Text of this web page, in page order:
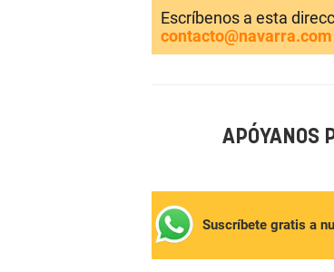
Escríbenos a esta
contacto@navarra.com
APÓYANOS
Suscríbete gratis a